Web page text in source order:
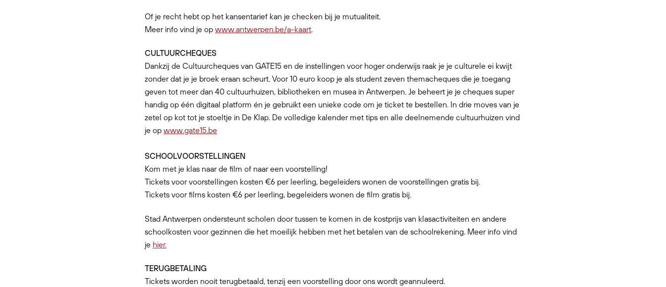
Of je recht hebt op het kansentarief kan je checken bij je mutualiteit.
Meer info vind je op www.antwerpen.be/a-kaart.
CULTUURCHEQUES
Dankzij de Cultuurcheques van GATE15 en de instellingen voor hoger onderwijs raak je je culturele ei kwijt
zonder dat je je broek eraan scheurt. Voor 10 euro koop je als student zeven themacheques die je toegang
geven tot meer dan 40 cultuurhuizen, bibliotheken en musea in Antwerpen. Je beheert je je cheques super
handig op één digitaal platform én je gebruikt een unieke code om je ticket te bestellen. In drie moves van je
zetel op kot tot je stoeltje in De Klap. De volledige kalender met tips en alle deelnemende cultuurhuizen vind
je op www.gate15.be
SCHOOLVOORSTELLINGEN
Kom met je klas naar de film of naar een voorstelling!
Tickets voor voorstellingen kosten €6 per leerling, begeleiders wonen de voorstellingen gratis bij.
Tickets voor films kosten €6 per leerling, begeleiders wonen de film gratis bij.
Stad Antwerpen ondersteunt scholen door tussen te komen in de kostprijs van klasactiviteiten en andere
schoolkosten voor gezinnen die het moeilijk hebben met het betalen van de schoolrekening. Meer info vind
je hier.
TERUGBETALING
Tickets worden nooit terugbetaald, tenzij een voorstelling door ons wordt geannuleerd.